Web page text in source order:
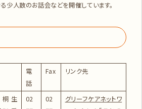
少人数のお話会などを開催しています。
電
話
Fax リンク先
桐生
02
02
グリーフケアネットワ